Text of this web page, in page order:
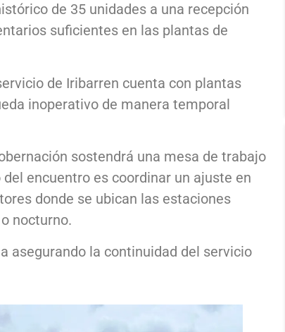
de 35 unidades a una recepción
suficientes en las plantas de
de Iribarren cuenta con plantas
inoperativo de manera temporal
sostendrá una mesa de trabajo
encuentro es coordinar un ajuste en
donde se ubican las estaciones
nocturno.
asegurando la continuidad del servicio